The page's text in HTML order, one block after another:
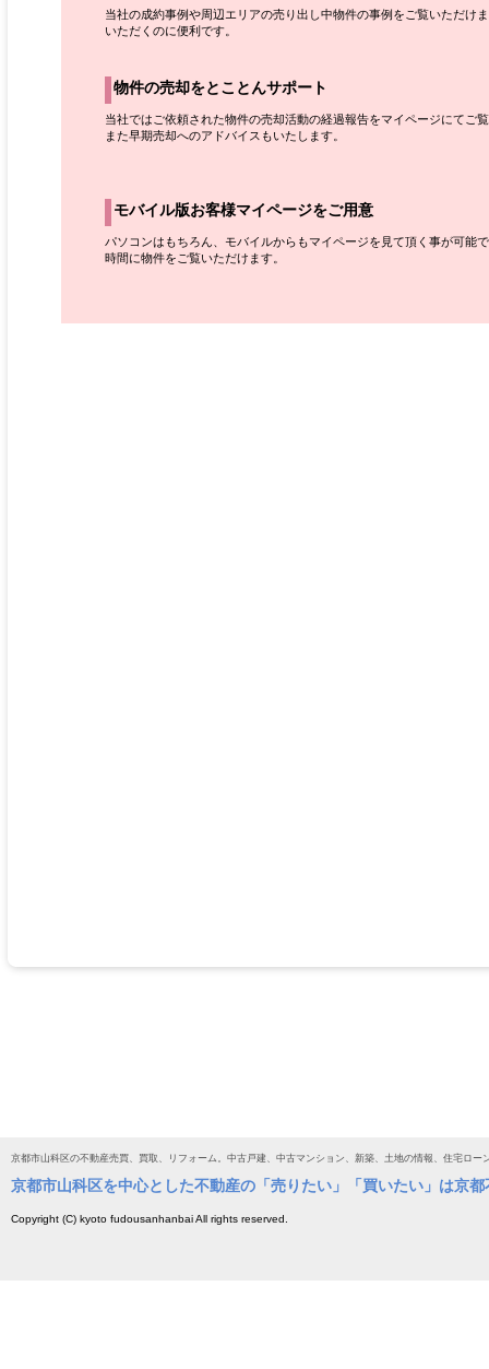
当社の成約事例や周辺エリアの売り出し中物件の事例をご覧いただけ
いただくのに便利です。
物件の売却をとことんサポート
当社ではご依頼された物件の売却活動の経過報告をマイページにてご
また早期売却へのアドバイスもいたします。
モバイル版お客様マイページをご用意
パソコンはもちろん、モバイルからもマイページを見て頂く事が可能
時間に物件をご覧いただけます。
京都市山科区の不動産売買、買取、リフォーム。中古戸建、中古マンション、新築、土地の情報、住宅ロー
京都市山科区を中心とした不動産の「売りたい」「買いたい」は京
Copyright (C) kyoto fudousanhanbai All rights reserved.